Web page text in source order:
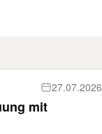
27.07.2026
mit